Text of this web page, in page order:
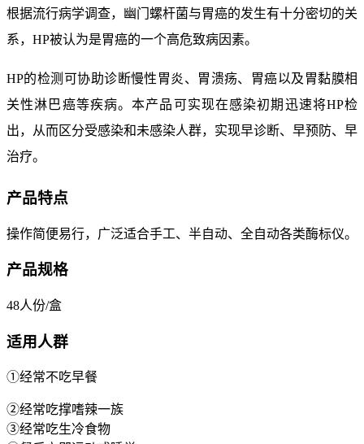
根据流行病学调查，幽门螺杆菌与胃癌的发生有十分密切的关
系， HP被认为是胃癌的一个高危致病因素。
HP的检测可协助诊断慢性胃炎、胃溃疡、胃癌以及胃黏膜相
关性淋巴癌等疾病。本产品可实现在感染初期迅速将HP检
出，从而区分受感染和未感染人群，实现早诊断、早预防、早
治疗。
产品特点
操作简便易行，广泛适合手工、半自动、全自动各类酶标仪。
产品规格
48人份/盒
适用人群
①经常不吃早餐
②经常吃撑嗜辣一族
③经常吃生冷食物